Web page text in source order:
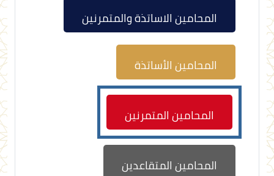
المحامين الاساتذة والمتمرنين
المحامين الأساتذة
المحامين المتمرنين
المحامين المتقاعدين